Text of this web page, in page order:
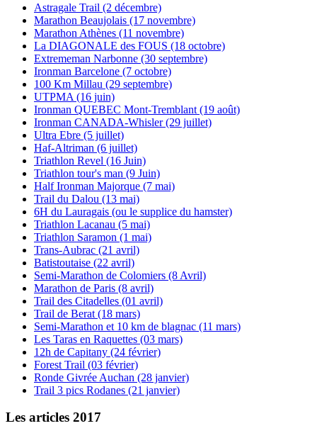
Astragale Trail (2 décembre)
Marathon Beaujolais (17 novembre)
Marathon Athènes (11 novembre)
La DIAGONALE des FOUS (18 octobre)
Extrememan Narbonne (30 septembre)
Ironman Barcelone (7 octobre)
100 Km Millau (29 septembre)
UTPMA (16 juin)
Ironman QUEBEC Mont-Tremblant (19 août)
Ironman CANADA-Whisler (29 juillet)
Ultra Ebre (5 juillet)
Haf-Altriman (6 juillet)
Triathlon Revel (16 Juin)
Triathlon tour's man (9 Juin)
Half Ironman Majorque (7 mai)
Trail du Dalou (13 mai)
6H du Lauragais (ou le supplice du hamster)
Triathlon Lacanau (5 mai)
Triathlon Saramon (1 mai)
Trans-Aubrac (21 avril)
Batistoutaise (22 avril)
Semi-Marathon de Colomiers (8 Avril)
Marathon de Paris (8 avril)
Trail des Citadelles (01 avril)
Trail de Berat (18 mars)
Semi-Marathon et 10 km de blagnac (11 mars)
Les Taras en Raquettes (03 mars)
12h de Capitany (24 février)
Forest Trail (03 février)
Ronde Givrée Auchan (28 janvier)
Trail 3 pics Rodanes (21 janvier)
Les articles 2017